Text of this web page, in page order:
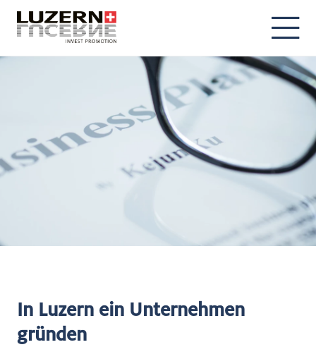
In Luzern ein Unternehmen
gründen